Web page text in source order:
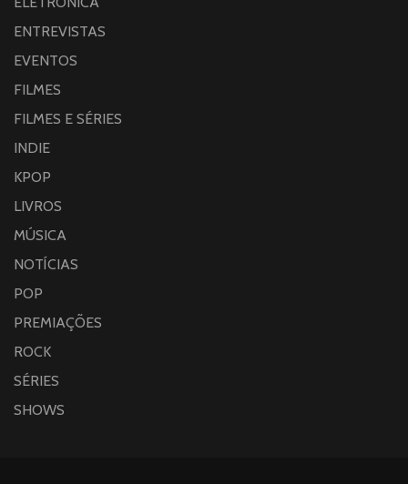
ENTREVISTAS
EVENTOS
FILMES
FILMES E SÉRIES
INDIE
KPOP
LIVROS
MÚSICA
NOTÍCIAS
POP
PREMIAÇÕES
ROCK
SÉRIES
SHOWS